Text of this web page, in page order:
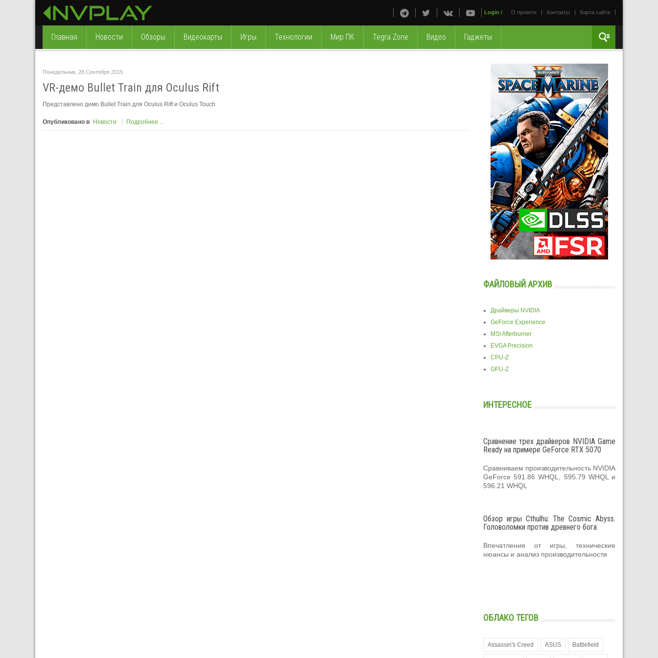
О проекте Контакты Карта сайта
Login /
Главная Новости Обзоры Видеокарты Игры Технологии Мир ПК Tegra Zone Видео Гаджеты
Понедельник, 28 Сентября 2015
VR-демо Bullet Train для Oculus Rift
Представлено демо Bullet Train для Oculus Rift и Oculus Touch
Опубликовано в Новости Подробнее ...
ФАЙЛОВЫЙ АРХИВ
Драйверы NVIDIA
GeForce Experience
MSI Afterburner
EVGA Precision
CPU-Z
GPU-Z
ИНТЕРЕСНОЕ
Сравнение трех драйверов NVIDIA Game
Ready на примере GeForce RTX 5070
Сравниваем производительность NVIDIA
GeForce 591.86 WHQL, 595.79 WHQL и
596.21 WHQL
Обзор игры Cthulhu: The Cosmic Abyss.
Головоломки против древнего бога
Впечатления от игры, технические
нюансы и анализ производительности
ОБЛАКО ТЕГОВ
Assassin's Creed ASUS Battlefield